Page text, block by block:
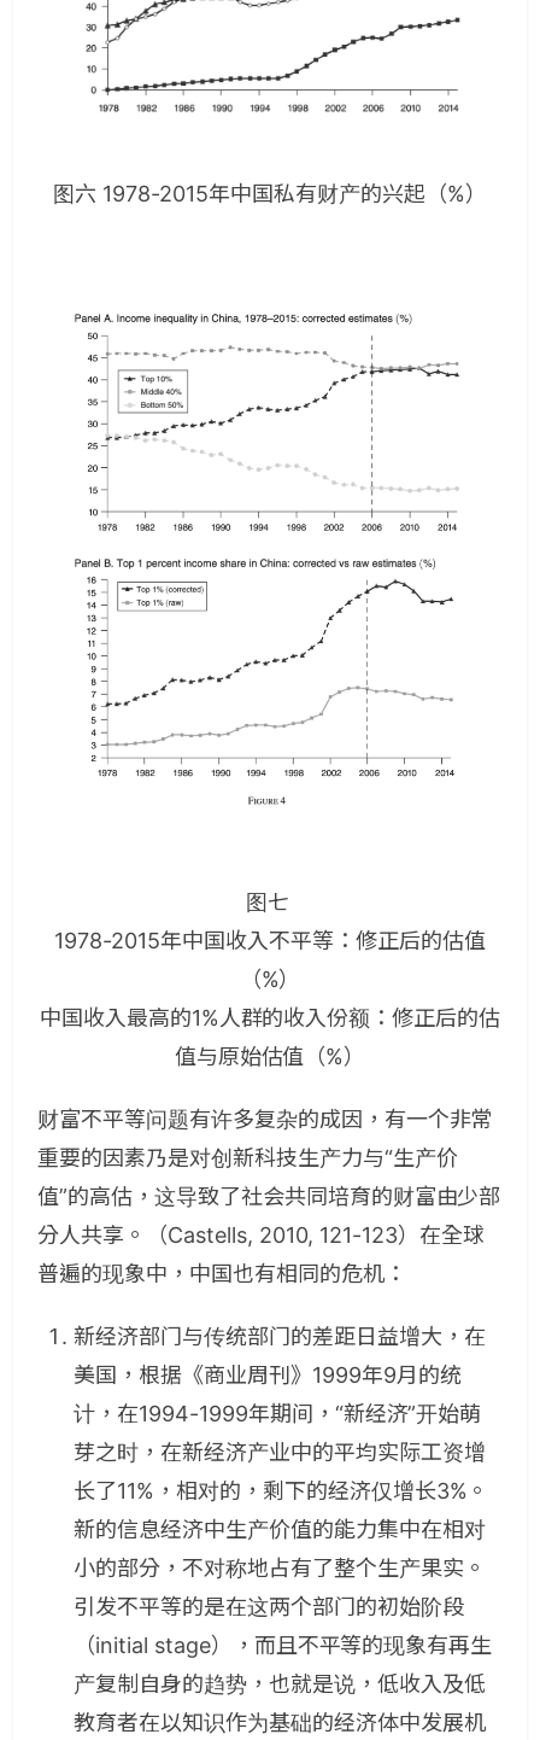
图六 1978-2015年中国私有财产的兴起（%）
图七
1978-2015年中国收入不平等：修正后的估值
（%）
中国收入最高的1%人群的收入份额：修正后的估
值与原始估值（%）
财富不平等问题有许多复杂的成因，有一个非常
重要的因素乃是对创新科技生产力与“生产价
值”的高估，这导致了社会共同培育的财富由少部
分人共享。（Castells, 2010, 121-123）在全球
普遍的现象中，中国也有相同的危机：
新经济部门与传统部门的差距日益增大，在
美国，根据《商业周刊》1999年9月的统
计，在1994-1999年期间，“新经济”开始萌
芽之时，在新经济产业中的平均实际工资增
长了11%，相对的，剩下的经济仅增长3%。
新的信息经济中生产价值的能力集中在相对
小的部分，不对称地占有了整个生产果实。
引发不平等的是在这两个部门的初始阶段
（initial stage），而且不平等的现象有再生
产复制自身的趋势，也就是说，低收入及低
教育者在以知识作为基础的经济体中发展机